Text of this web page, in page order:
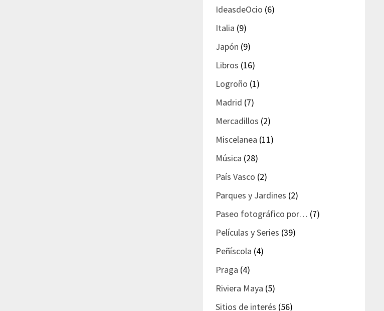
IdeasdeOcio (6)
Italia (9)
Japón (9)
Libros (16)
Logroño (1)
Madrid (7)
Mercadillos (2)
Miscelanea (11)
Música (28)
País Vasco (2)
Parques y Jardines (2)
Paseo fotográfico por… (7)
Películas y Series (39)
Peñíscola (4)
Praga (4)
Riviera Maya (5)
Sitios de interés (56)